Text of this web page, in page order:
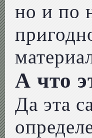
но и по
А что
Да эта